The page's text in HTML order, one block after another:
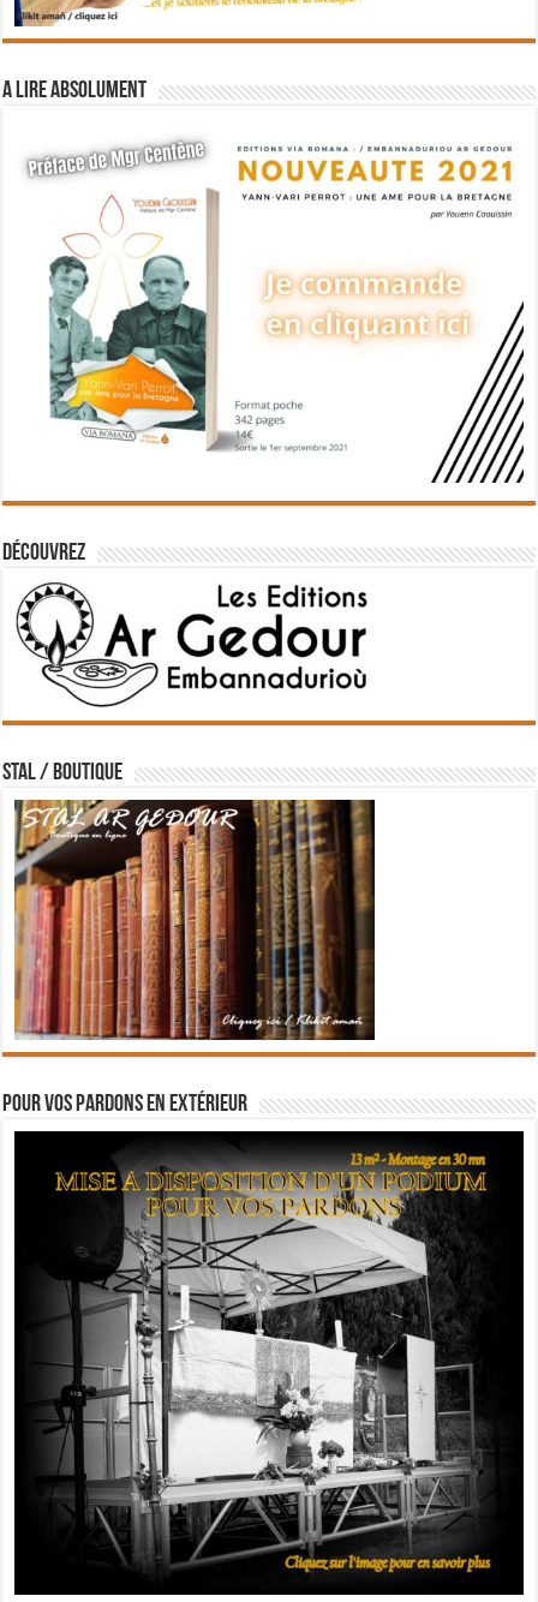
A lire absolument
Découvrez
STAL / BOUTIQUE
Pour vos pardons en extérieur